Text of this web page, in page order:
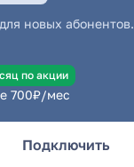
новых абонентов.
по акции
700₽/мес
Подключить